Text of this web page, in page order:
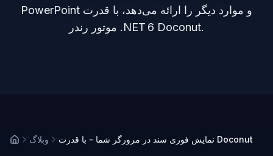
PowerPoint و موارد دیگر را ارائه می‌دهد، با قدرت
موتور رندر .NET 6 Doconut.
وبلاگ نمایش فوری سند در مرورگر شما - با قدرت Doconut